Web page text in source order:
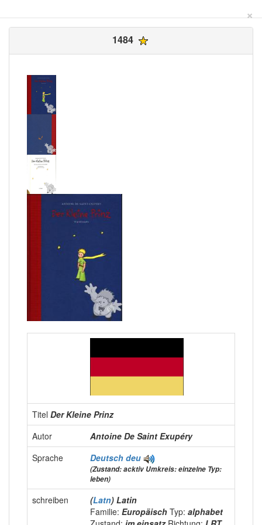
×
1484
Titel Der Kleine Prinz
Autor
Antoine De Saint Exupéry
Sprache
Deutsch deu
(Zustand: acktiv Umkreis: einzelne Typ:
leben)
schreiben (Latn) Latin
Familie: Europäisch Typ: alphabet